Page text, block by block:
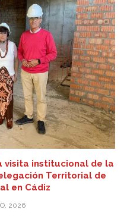
visita institucional de la
Territorial de
en Cádiz
2026